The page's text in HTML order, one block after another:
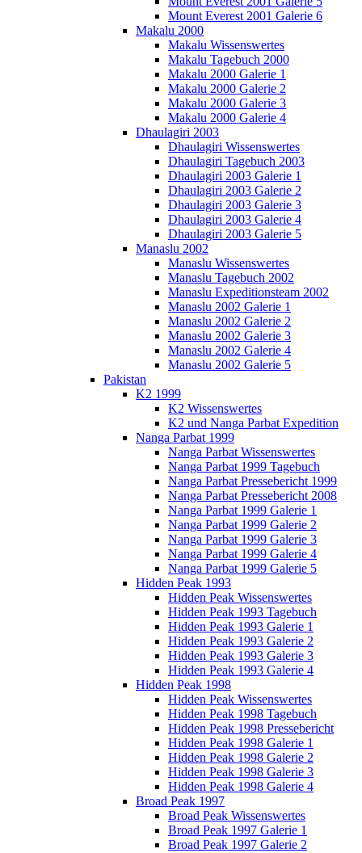
Mount Everest 2001 Galerie 6
Makalu 2000
Makalu Wissenswertes
Makalu Tagebuch 2000
Makalu 2000 Galerie 1
Makalu 2000 Galerie 2
Makalu 2000 Galerie 3
Makalu 2000 Galerie 4
Dhaulagiri 2003
Dhaulagiri Wissenswertes
Dhaulagiri Tagebuch 2003
Dhaulagiri 2003 Galerie 1
Dhaulagiri 2003 Galerie 2
Dhaulagiri 2003 Galerie 3
Dhaulagiri 2003 Galerie 4
Dhaulagiri 2003 Galerie 5
Manaslu 2002
Manaslu Wissenswertes
Manaslu Tagebuch 2002
Manaslu Expeditionsteam 2002
Manaslu 2002 Galerie 1
Manaslu 2002 Galerie 2
Manaslu 2002 Galerie 3
Manaslu 2002 Galerie 4
Manaslu 2002 Galerie 5
Pakistan
K2 1999
K2 Wissenswertes
K2 und Nanga Parbat Expedition
Nanga Parbat 1999
Nanga Parbat Wissenswertes
Nanga Parbat 1999 Tagebuch
Nanga Parbat Pressebericht 1999
Nanga Parbat Pressebericht 2008
Nanga Parbat 1999 Galerie 1
Nanga Parbat 1999 Galerie 2
Nanga Parbat 1999 Galerie 3
Nanga Parbat 1999 Galerie 4
Nanga Parbat 1999 Galerie 5
Hidden Peak 1993
Hidden Peak Wissenswertes
Hidden Peak 1993 Tagebuch
Hidden Peak 1993 Galerie 1
Hidden Peak 1993 Galerie 2
Hidden Peak 1993 Galerie 3
Hidden Peak 1993 Galerie 4
Hidden Peak 1998
Hidden Peak Wissenswertes
Hidden Peak 1998 Tagebuch
Hidden Peak 1998 Pressebericht
Hidden Peak 1998 Galerie 1
Hidden Peak 1998 Galerie 2
Hidden Peak 1998 Galerie 3
Hidden Peak 1998 Galerie 4
Broad Peak 1997
Broad Peak Wissenswertes
Broad Peak 1997 Galerie 1
Broad Peak 1997 Galerie 2